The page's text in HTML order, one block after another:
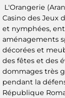
L'Orangerie
Casino des Jeux
et nymphées,
aménagements
décorées et
des fêtes et des
dommages très
pendant la
République